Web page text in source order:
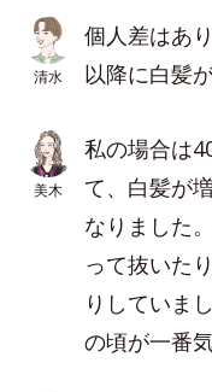
清水
個人差はあ
以降に白髪
美木
私の場合は
て、白髪が
なりました
って抜いた
りしていま
の頃が一番